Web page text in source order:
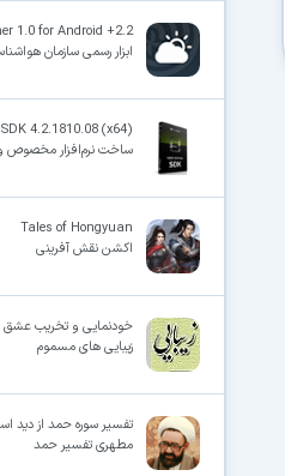
1.0 for Android +2.2
ابزار رسمی سازمان
4.2.1810.08 (x64)
ساخت نرم‌افزار مخصوص
Tales of Hongyuan
اکشن نقش آفرینی
خودنمایی و تخریب عشق
زیبایی های مسموم
تفسیر سوره حمد از دید
مطهری تفسیر حمد